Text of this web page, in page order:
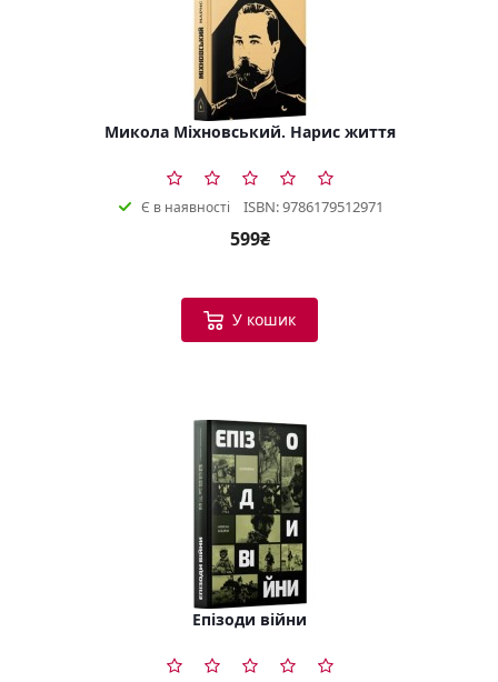
Микола Міхновський. Нарис життя
Є в наявності ISBN: 9786179512971
599₴
У кошик
Епізоди війни